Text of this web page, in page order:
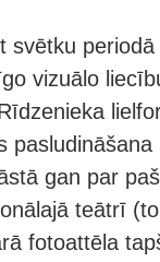
svētku
vizuālo
gan par
teātrī
fotoattēla